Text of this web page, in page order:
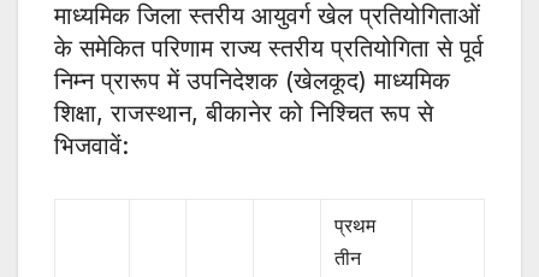
माध्यमिक जिला स्तरीय आयुवर्ग खेल प्रतियोगिताओं
के समेकित परिणाम राज्य स्तरीय प्रतियोगिता से पूर्व
निम्न प्रारूप में उपनिदेशक (खेलकूद) माध्यमिक
शिक्षा, राजस्थान, बीकानेर को निश्चित रूप से
भिजवावें:
प्रथम
तीन